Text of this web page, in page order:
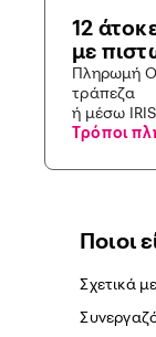
Ποιοι
Σχετικά
12
με
Πληρωμή
τράπεζα
ή μέσω IRIS
Τρόποι